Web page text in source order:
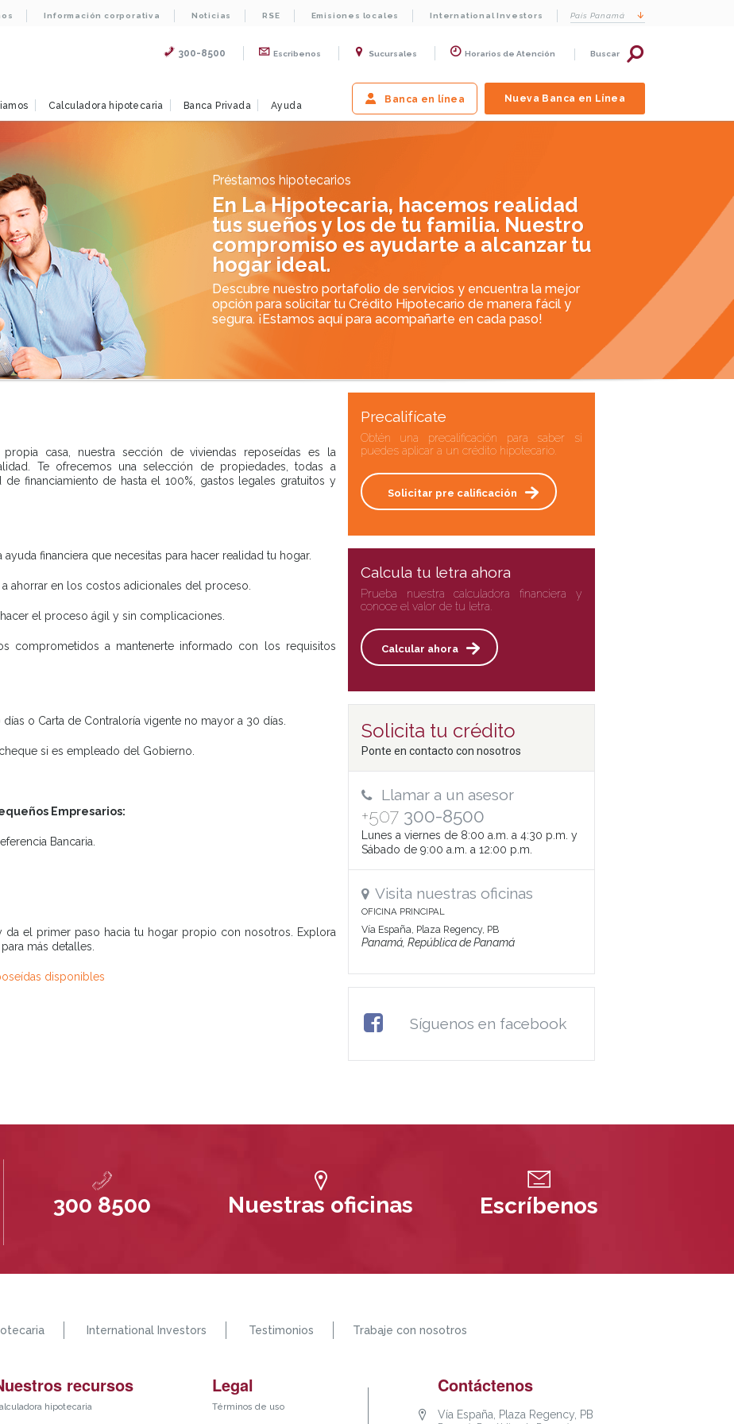
Información corporativa Noticias RSE Emisiones locales International Investors País Panamá
300-8500 Escribenos Sucursales Horarios de Atención Buscar
Calculadora hipotecaria Banca Privada Ayuda
Banca en línea Nueva Banca en Línea
Préstamos hipotecarios
En La Hipotecaria, hacemos realidad
tus sueños y los de tu familia. Nuestro
compromiso es ayudarte a alcanzar tu
hogar ideal.
Descubre nuestro portafolio de servicios y encuentra la mejor
opción para solicitar tu Crédito Hipotecario de manera fácil y
segura. ¡Estamos aquí para acompañarte en cada paso!
casa, nuestra sección de viviendas reposeídas es la
Te ofrecemos una selección de propiedades, todas a
financiamiento de hasta el 100%, gastos legales gratuitos y
ayuda financiera que necesitas para hacer realidad tu hogar.
ahorrar en los costos adicionales del proceso.
el proceso ágil y sin complicaciones.
comprometidos a mantenerte informado con los requisitos
o Carta de Contraloría vigente no mayor a 30 días.
si es empleado del Gobierno.
Empresarios:
Bancaria.
el primer paso hacia tu hogar propio con nosotros. Explora
más detalles.
disponibles
Precalifícate
Obtén una precalificación para saber si
puedes aplicar a un crédito hipotecario.
Solicitar pre calificación
Calcula tu letra ahora
Prueba nuestra calculadora financiera y
conoce el valor de tu letra.
Calcular ahora
Solicita tu crédito
Ponte en contacto con nosotros
Llamar a un asesor
+507300-8500
Lunes a viernes de 8:00 a.m. a 4:30 p.m. y
Sábado de 9:00 a.m. a 12:00 p.m.
Visita nuestras oficinas
OFICINA PRINCIPAL
Vía España, Plaza Regency, PB
Panamá, República de Panamá
Síguenos en facebook
300 8500 Nuestras oficinas Escríbenos
International Investors Testimonios Trabaje con nosotros
recursos
hipotecaria
Legal
Términos de uso
Contáctenos
Vía España, Plaza Regency, PB